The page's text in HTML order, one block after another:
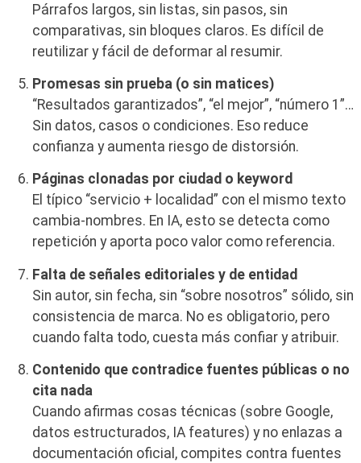
Párrafos largos, sin listas, sin pasos, sin
comparativas, sin bloques claros. Es difícil de
reutilizar y fácil de deformar al resumir.
Promesas sin prueba (o sin matices)
“Resultados garantizados”, “el mejor”, “número 1”…
Sin datos, casos o condiciones. Eso reduce
confianza y aumenta riesgo de distorsión.
Páginas clonadas por ciudad o keyword
El típico “servicio + localidad” con el mismo texto
cambia-nombres. En IA, esto se detecta como
repetición y aporta poco valor como referencia.
Falta de señales editoriales y de entidad
Sin autor, sin fecha, sin “sobre nosotros” sólido, sin
consistencia de marca. No es obligatorio, pero
cuando falta todo, cuesta más confiar y atribuir.
Contenido que contradice fuentes públicas o no
cita nada
Cuando afirmas cosas técnicas (sobre Google,
datos estructurados, IA features) y no enlazas a
documentación oficial, compites contra fuentes